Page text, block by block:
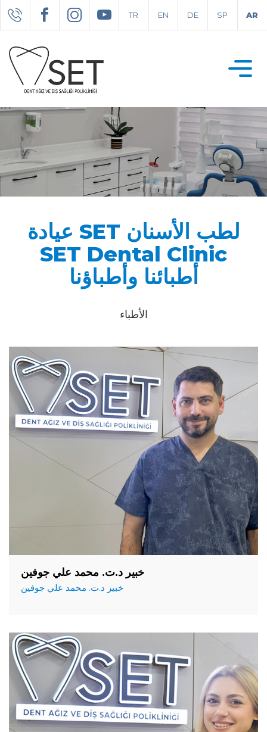
TR EN DE SP AR
عيادة SET لطب الأسنان
SET Dental Clinic
أطبائنا وأطباؤنا
الأطباء